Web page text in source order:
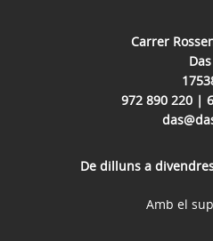
Carrer
Das
972 890 220 |
De dilluns a
Amb el